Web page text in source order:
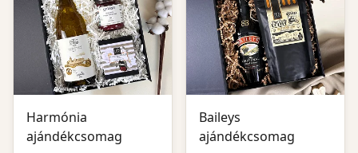
Harmónia
ajándékcsomag
Baileys
ajándékcsomag